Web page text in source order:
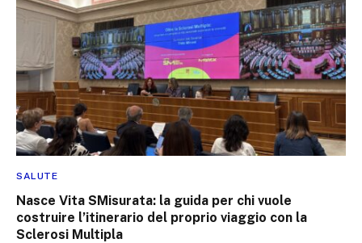
SALUTE
Nasce Vita SMisurata: la guida per chi vuole
costruire l’itinerario del proprio viaggio con la
Sclerosi Multipla